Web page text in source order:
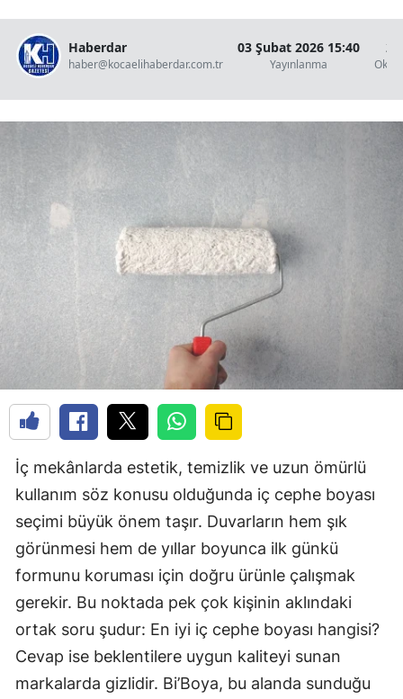
Haberdar
haber@kocaelihaberdar.com.tr
03 Şubat 2026 15:40
Yayınlanma
2
İç mekânlarda estetik, temizlik ve uzun ömürlü
kullanım söz konusu olduğunda iç cephe boyası
seçimi büyük önem taşır. Duvarların hem şık
görünmesi hem de yıllar boyunca ilk günkü
formunu koruması için doğru ürünle çalışmak
gerekir. Bu noktada pek çok kişinin aklındaki
ortak soru şudur: En iyi iç cephe boyası hangisi?
Cevap ise beklentilere uygun kaliteyi sunan
markalarda gizlidir. Bi’Boya, bu alanda sunduğu